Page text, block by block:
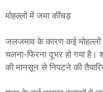
मोहल्लों में जमा कींचड़
जलजमाव के कारण कई मोहल्लों
चलना-फिरना दूभर हो गया
की मानसून से निपटने की